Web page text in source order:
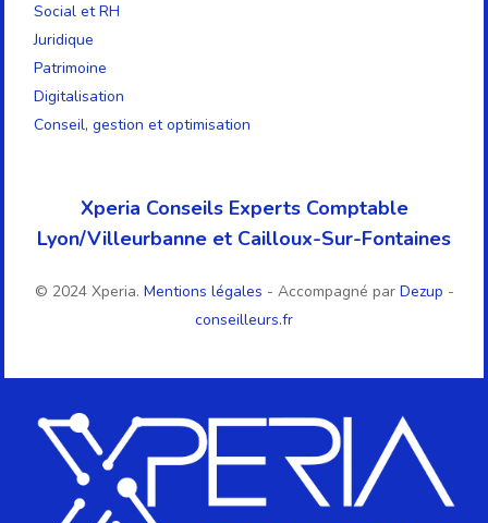
Social et RH
Juridique
Patrimoine
Digitalisation
Conseil, gestion et optimisation
Xperia Conseils Experts Comptable
Lyon/Villeurbanne et Cailloux-Sur-Fontaines
© 2024 Xperia. Mentions légales - Accompagné par Dezup -
conseilleurs.fr